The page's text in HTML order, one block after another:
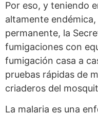
Por eso, y teniendo
altamente
permanente, la
fumigaciones con
fumigación casa a
pruebas rápidas de
criaderos del
La malaria es una